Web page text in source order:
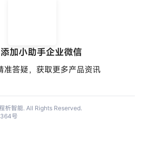
加小助手企业微信
准答疑，获取更多产品资讯
析智能. All Rights Reserved.
号